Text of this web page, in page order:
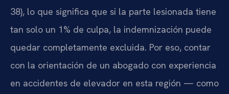
38), lo que significa que si la parte lesionada tiene
tan solo un 1% de culpa, la indemnización puede
quedar completamente excluida. Por eso, contar
con la orientación de un abogado con experiencia
en accidentes de elevador en esta región — como